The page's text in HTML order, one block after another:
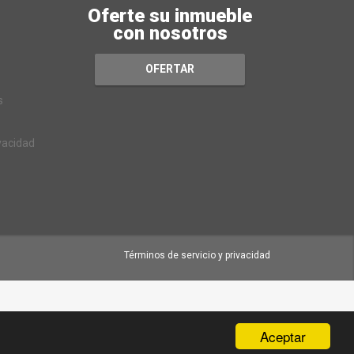
Aceptar
Oferte su inmueble
con nosotros
OFERTAR
Términos de servicio y privacidad